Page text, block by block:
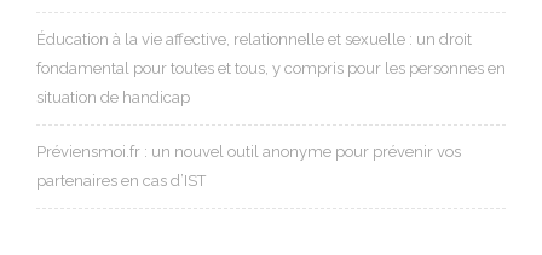
Éducation à la vie affective, relationnelle et sexuelle : un droit
fondamental pour toutes et tous, y compris pour les personnes en
situation de handicap
Préviensmoi.fr : un nouvel outil anonyme pour prévenir vos
partenaires en cas d’IST